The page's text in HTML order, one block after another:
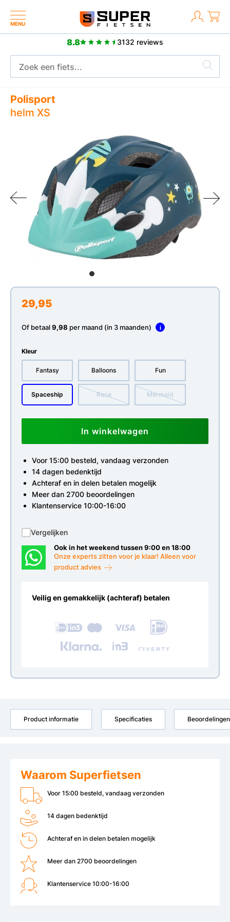
MENU
8.8 3132 reviews
2 jaar fabrieksgarantie
Polisport
helm XS
29,95
Of betaal9,98 per maand (in 3 maanden) i
Kleur
Fantasy Balloons Fun
Spaceship Race Mermaid
In winkelwagen
Voor 15:00 besteld, vandaag verzonden
14 dagen bedenktijd
Achteraf en in delen betalen mogelijk
Meer dan 2700 beoordelingen
Klantenservice 10:00-16:00
Vergelijken
Ook in het weekend tussen 9:00 en 18:00
Onze experts zitten voor je klaar! Alleen voor
product advies
Veilig en gemakkelijk (achteraf) betalen
Product informatie Specificaties Beoordelingen
Waarom Superfietsen
Voor 15:00 besteld, vandaag verzonden
14 dagen bedenktijd
Achteraf en in delen betalen mogelijk
Meer dan 2700 beoordelingen
Klantenservice 10:00-16:00